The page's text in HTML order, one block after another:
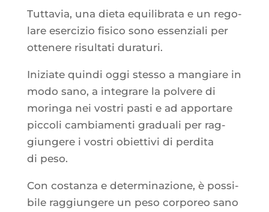
Tut­ta­via, una die­ta equi­li­bra­ta e un rego­
lare eser­ci­zio fisi­co sono essen­zia­li per
otte­nere risul­ta­ti duraturi.
Iniziate quin­di oggi stes­so a man­giare in
modo sano, a inte­grare la pol­vere di
morin­ga nei vos­tri pas­ti e ad appor­tare
pic­co­li cam­bia­men­ti gra­dua­li per rag­
giun­gere i vos­tri obiet­ti­vi di per­di­ta
di peso.
Con cos­tan­za e deter­mi­na­zione, è pos­si­
bile rag­giun­gere un peso cor­po­reo sano